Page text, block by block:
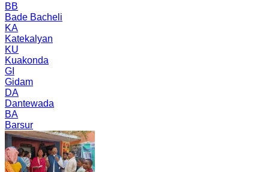
BB
Bade Bacheli
KA
Katekalyan
KU
Kuakonda
GI
Gidam
DA
Dantewada
BA
Barsur